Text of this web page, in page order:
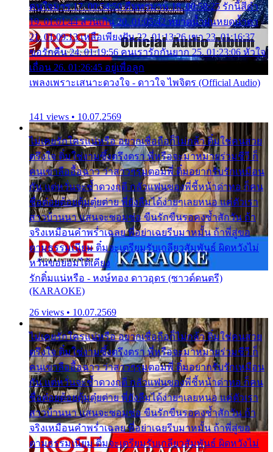
คนใจมาร 17. 00:54:50 คืนทรมาน 18. 00:58:25 รักนี้สีดำ
19. 01:01:44 ส่วนเกิน 20. 01:05:42 หยาดน้ำฝนหยดน้ำตา
21. 01:09:13 เหลือเพียงฝัน 22. 01:13:26 เขา 23. 01:16:37
ขอรักคืน 24. 01:19:56 คนเรารักกันยาก 25. 01:23:06 หัวใจ
เถื่อน 26. 01:26:45 อยู่เพื่อลูก
เพลงเพราะเสนาะดวงใจ - ดาวใจ ไพจิตร (Official Audio)
141 views • 10.07.2569
ไม่เคยรักใครแน่หรือ อยากเชื่อถือก็ไม่กล้า ติ๋มใช่คนสวย
ตรึงใจ ติ๋มใช่งามซึ้งตรึงตรา พี่หรือจะมาหมายร่วมชีวี ก็
คนเขาลืออื้อฉาว ว่าสาวๆรุมตอมพี่ ติ๋มอยากรับรักเหมือน
กัน แต่หวั่นจะช้ำดวงฤดี กลัวแฟนของพี่ชี้หน้าด่าทอ ก็คน
ชื่อต๋อยต้อยตุ้มตุ๋ยต่าย พี่ยังลืมได้ง่ายๆเลยหนอ แค่ตัวเรา
สาวบ้านนา แสนจะซอมซ่อ ขืนรักขืนรอคงช้ำสักวัน ถ้า
จริงเหมือนคำพร่ำเฉลย พี่อย่าเฉยรีบมาหมั้น ถ้าพี่สู่ขอ
ตามธรรมเนียม ติ๋มจะเตรียมรับเกลียวสัมพันธ์ ผิดหวังไม่
หวั่นขอยอมได้เคียง
รักติ๋มแน่หรือ - หงษ์ทอง ดาวอุดร (ซาวด์ดนตรี)
(KARAOKE)
26 views • 10.07.2569
ไม่เคยรักใครแน่หรือ อยากเชื่อถือก็ไม่กล้า ติ๋มใช่คนสวย
ตรึงใจ ติ๋มใช่งามซึ้งตรึงตรา พี่หรือจะมาหมายร่วมชีวี ก็
คนเขาลืออื้อฉาว ว่าสาวๆรุมตอมพี่ ติ๋มอยากรับรักเหมือน
กัน แต่หวั่นจะช้ำดวงฤดี กลัวแฟนของพี่ชี้หน้าด่าทอ ก็คน
ชื่อต๋อยต้อยตุ้มตุ๋ยต่าย พี่ยังลืมได้ง่ายๆเลยหนอ แค่ตัวเรา
สาวบ้านนา แสนจะซอมซ่อ ขืนรักขืนรอคงช้ำสักวัน ถ้า
จริงเหมือนคำพร่ำเฉลย พี่อย่าเฉยรีบมาหมั้น ถ้าพี่สู่ขอ
ตามธรรมเนียม ติ๋มจะเตรียมรับเกลียวสัมพันธ์ ผิดหวังไม่